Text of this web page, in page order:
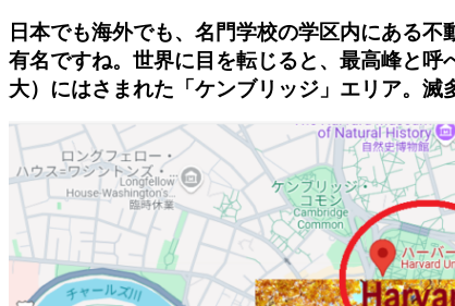
日本でも海外でも、 名門学校の学区内にある不
有名ですね。世界に目を転じると、最高峰と
大）にはさまれた「ケンブリッジ」エリア。滅